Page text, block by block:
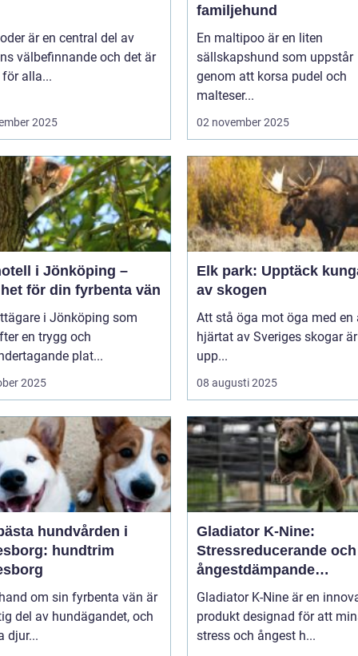
är en central del av
välbefinnande och det är
alla...
2025
familjehund
En maltipoo är en liten
sällskapshund som uppstår
genom att korsa pudel och
malteser...
02 november 2025
i Jönköping –
för din fyrbenta vän
i Jönköping som
en trygg och
plat...
2025
Elk park: Upptäck
av skogen
Att stå öga mot öga med en
hjärtat av Sveriges skogar
upp...
08 augusti 2025
hundvården i
hundtrim
om sin fyrbenta vän är
del av hundägandet, och
djur...
Gladiator K-Nine:
Stressreducerande och
ångestdämpande
hundhalsband
Gladiator K-Nine är en
produkt designad för att
stress och ångest h...